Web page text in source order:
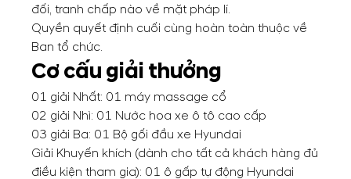
đối, tranh chấp nào về mặt pháp lí.
Quyền quyết định cuối cùng hoàn toàn thuộc về
Ban tổ chức.
Cơ cấu giải thưởng
01 giải Nhất: 01 máy massage cổ
02 giải Nhì: 01 Nước hoa xe ô tô cao cấp
03 giải Ba: 01 Bộ gối đầu xe Hyundai
Giải Khuyến khích (dành cho tất cả khách hàng đủ
điều kiện tham gia): 01 ô gấp tự động Hyundai